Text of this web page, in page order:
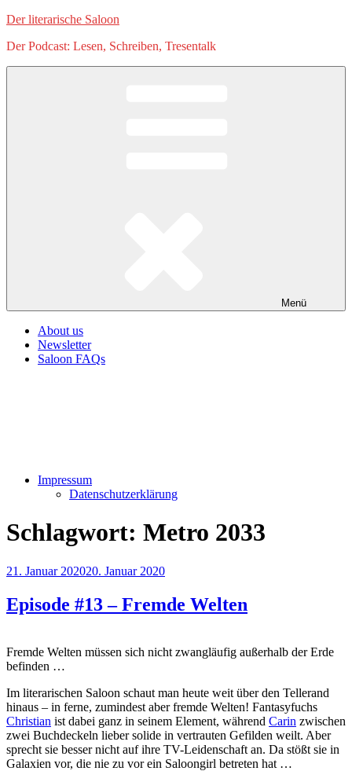
Zum
springen
Der literarische Saloon
Der Podcast: Lesen, Schreiben, Tresentalk
Menü
About us
Newsletter
Saloon FAQs
Impressum
Datenschutzerklärung
Schlagwort: Metro 2033
Veröffentlicht
21. Januar 202020. Januar 2020
Episode #13 – Fremde Welten
Fremde Welten müssen sich nicht zwangläufig außerhalb der Erde
befinden …
Im literarischen Saloon schaut man heute weit über den Tellerand
hinaus – in ferne, zumindest aber fremde Welten! Fantasyfuchs
Christian ist dabei ganz in seinem Element, während Carin zwischen
zwei Buchdeckeln lieber solide in vertrauten Gefilden weilt. Aber
sprecht sie besser nicht auf ihre TV-Leidenschaft an. Da stößt sie in
Galaxien vor, die nie zu vor ein Saloongirl betreten hat …